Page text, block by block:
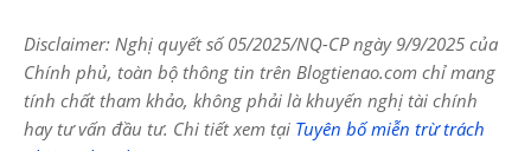
Disclaimer: Nghị quyết số 05/2025/NQ-CP ngày 9/9/2025 của
Chính phủ, toàn bộ thông tin trên Blogtienao.com chỉ mang
tính chất tham khảo, không phải là khuyến nghị tài chính
hay tư vấn đầu tư. Chi tiết xem tại Tuyên bố miễn trừ trách